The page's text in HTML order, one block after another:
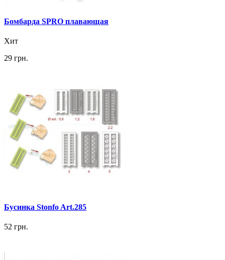
Бомбарда SPRO плавающая
Хит
29 грн.
Бусинка Stonfo Art.285
52 грн.